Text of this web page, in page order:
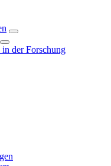
in der Forschung